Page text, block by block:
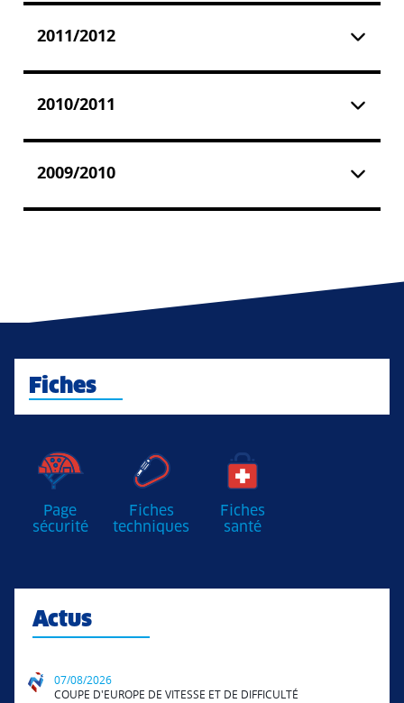
2011/2012
2010/2011
2009/2010
Fiches
Page
sécurité
Fiches
techniques
Fiches
santé
Actus
07/08/2026
COUPE D'EUROPE DE VITESSE ET DE DIFFICULTÉ